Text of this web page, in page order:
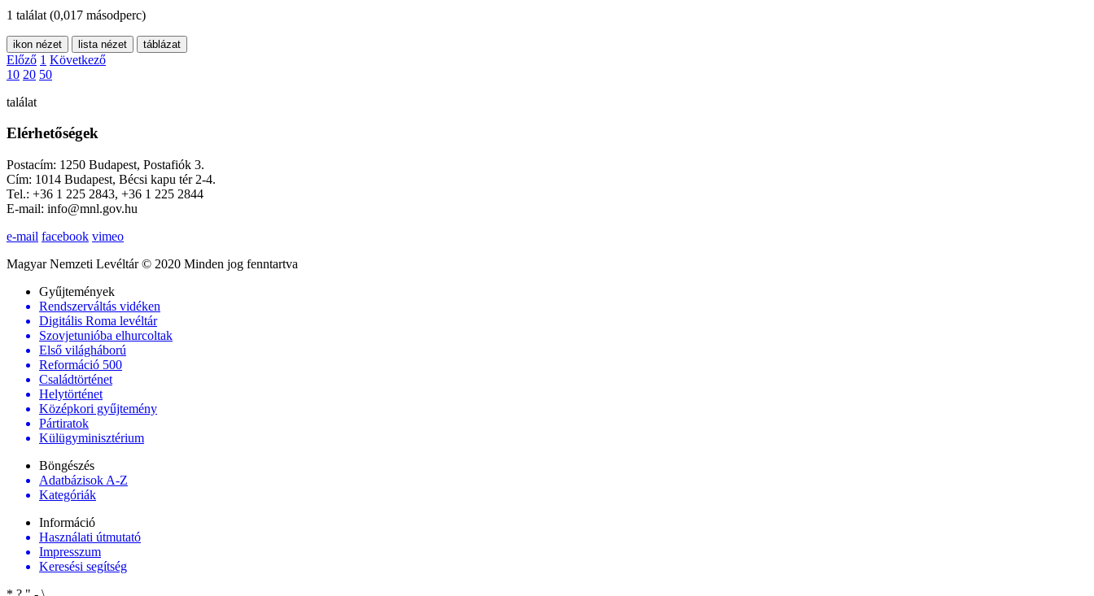
1 találat (0,017 másodperc)
ikon nézet lista nézet táblázat
Előző 1 Következő
10 20 50
találat
Elérhetőségek
Postacím: 1250 Budapest, Postafiók 3.
Cím: 1014 Budapest, Bécsi kapu tér 2-4.
Tel.: +36 1 225 2843, +36 1 225 2844
E-mail: info@mnl.gov.hu
e-mail facebook vimeo
Magyar Nemzeti Levéltár © 2020 Minden jog fenntartva
Gyűjtemények
Rendszerváltás vidéken
Digitális Roma levéltár
Szovjetunióba elhurcoltak
Első világháború
Reformáció 500
Családtörténet
Helytörténet
Középkori gyűjtemény
Pártiratok
Külügyminisztérium
Böngészés
Adatbázisok A-Z
Kategóriák
Információ
Használati útmutató
Impresszum
Keresési segítség